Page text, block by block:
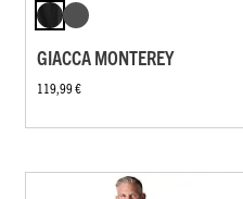
GIACCA MONTEREY
119,99 €